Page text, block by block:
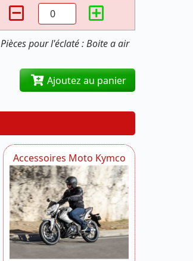
Pièces pour l'éclaté : Boite a air
Ajoutez au panier
Accessoires Moto Kymco